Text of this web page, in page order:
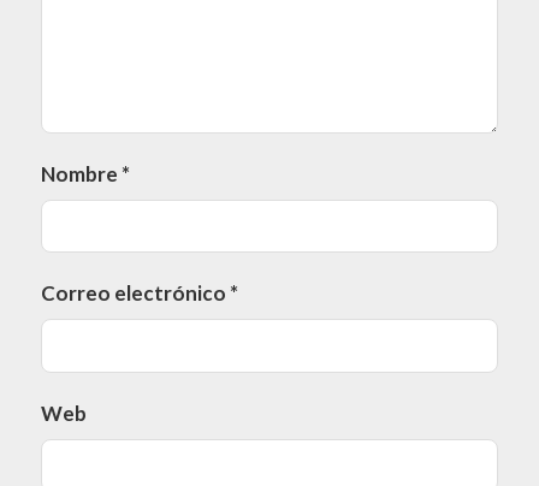
Nombre *
Correo electrónico *
Web